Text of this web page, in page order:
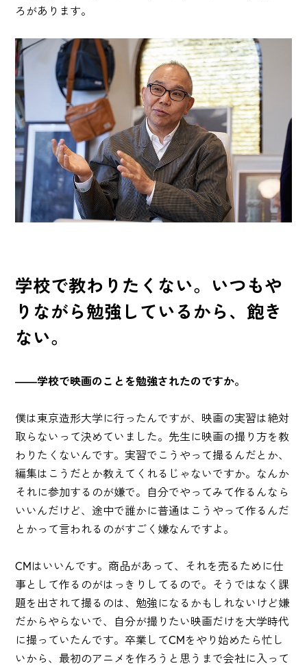
ろがあります。
学校で教わりたくない。いつもや
りながら勉強しているから、飽き
ない。
――学校で映画のことを勉強されたのですか。
僕は東京造形大学に行ったんですが、映画の実習は絶対
取らないって決めていました。先生に映画の撮り方を教
わりたくないんです。実習でこうやって撮るんだとか、
編集はこうだとか教えてくれるじゃないですか。なんか
それに参加するのが嫌で。自分でやってみて作るんなら
いいんだけど、途中で誰かに普通はこうやって作るんだ
とかって言われるのがすごく嫌なんですよ。
CMはいいんです。商品があって、それを売るために仕
事として作るのがはっきりしてるので。そうではなく課
題を出されて撮るのは、勉強になるかもしれないけど嫌
だからやらないで、自分が撮りたい映画だけを大学時代
に撮っていたんです。卒業してCMをやり始めたら忙し
いから、最初のアニメを作ろうと思うまで会社に入って